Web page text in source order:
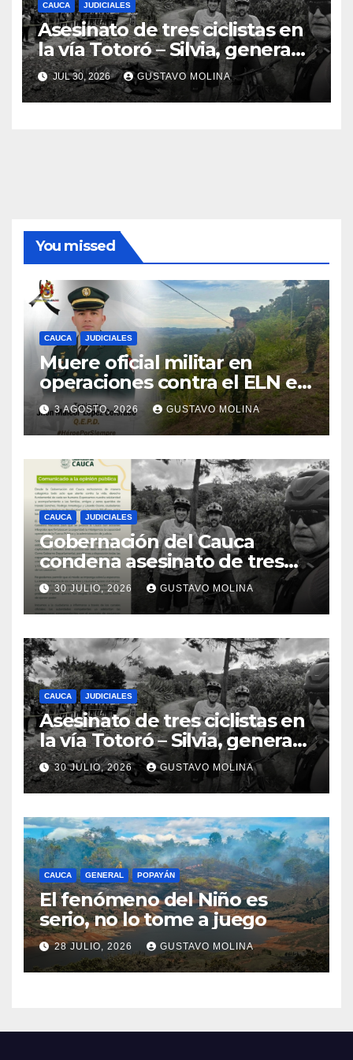
CAUCA JUDICIALES
Asesinato de tres ciclistas en
la vía Totoró – Silvia, genera
consternación en el Cauca
JUL 30, 2026 GUSTAVO MOLINA
You missed
CAUCA JUDICIALES
Muere oficial militar en
operaciones contra el ELN en
el sur del Cauca
3 AGOSTO, 2026 GUSTAVO MOLINA
CAUCA JUDICIALES
Gobernación del Cauca
condena asesinato de tres
ciudadanos y exige medidas
urgentes al Gobierno
Nacional
30 JULIO, 2026 GUSTAVO MOLINA
CAUCA JUDICIALES
Asesinato de tres ciclistas en
la vía Totoró – Silvia, genera
consternación en el Cauca
30 JULIO, 2026 GUSTAVO MOLINA
CAUCA GENERAL POPAYÁN
El fenómeno del Niño es
serio, no lo tome a juego
28 JULIO, 2026 GUSTAVO MOLINA